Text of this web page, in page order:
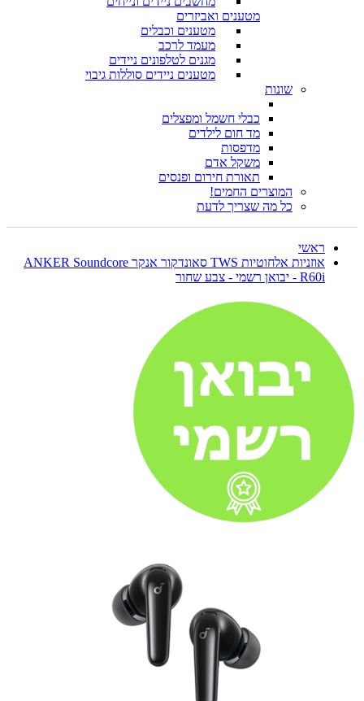
מטענים ואביזרים
מטענים וכבלים
מעמד לרכב
מגנים לטלפונים ניידים
מטענים ניידים סוללות גיבוי
שונות
כבלי חשמל ומפצלים
מד חום לילדים
מדפסות
משקל אדם
תאורת חירום ופנסים
המוצרים החמים!
כל מה שצריך לדעת
ראשי
אוזניות אלחוטיות TWS סאונדקור אנקר ANKER Soundcore
R60i - יבואן רשמי - צבע שחור